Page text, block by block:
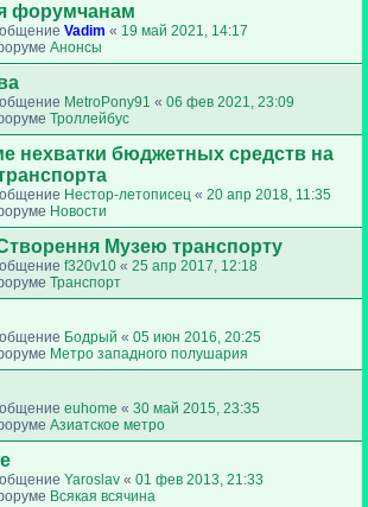
форумчанам
Vadim « 19 май 2021, 14:17
Анонсы
MetroPony91 « 06 фев 2021, 23:09
Троллейбус
нехватки бюджетных средств на
Нестор-летописец « 20 апр 2018, 11:35
Новости
Музею транспорту
f320v10 « 25 апр 2017, 12:18
Транспорт
Бодрый « 05 июн 2016, 20:25
Метро западного полушария
euhome « 30 май 2015, 23:35
Азиатское метро
Yaroslav « 01 фев 2013, 21:33
Всякая всячина